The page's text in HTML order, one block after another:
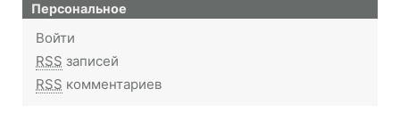
Персональное
Войти
RSS записей
RSS комментариев